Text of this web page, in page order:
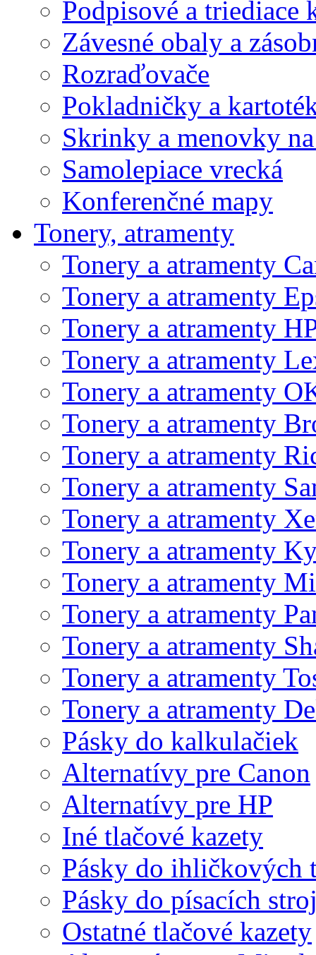
Podpisové a triediace
Závesné obaly a
Rozraďovače
Pokladničky a
Skrinky a menovky
Samolepiace vrecká
Konferenčné mapy
Tonery, atramenty
Tonery a atramenty
Tonery a atramenty
Tonery a atramenty
Tonery a atramenty
Tonery a atramenty
Tonery a atramenty
Tonery a atramenty
Tonery a atramenty
Tonery a atramenty
Tonery a atramenty
Tonery a atramenty
Tonery a atramenty
Tonery a atramenty
Tonery a atramenty
Tonery a atramenty
Pásky do kalkulačiek
Alternatívy pre Canon
Alternatívy pre HP
Iné tlačové kazety
Pásky do ihličkových
Pásky do písacích
Ostatné tlačové kazety